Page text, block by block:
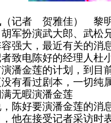
者 贺雅佳） 黎明
胡军扮演武大郎、武松
强大，最近有关的消
致电陈好的经理人杜
潘金莲的计划，到目
有看过剧本，一切纯
无暇演潘金莲
好要演潘金莲的消
他在接受记者采访时